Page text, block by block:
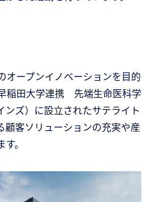
オープンイノベーションを目的
稲田大学連携 先端生命医科学
ズ）に設立されたサテライト
顧客ソリューションの充実や産
す。